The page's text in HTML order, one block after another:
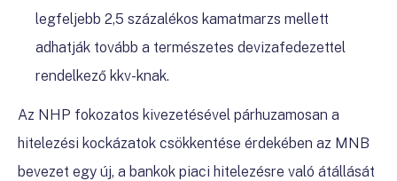
legfeljebb 2,5 százalékos kamatmarzs mellett
adhatják tovább a természetes devizafedezettel
rendelkező kkv-knak.
Az NHP fokozatos kivezetésével párhuzamosan a
hitelezési kockázatok csökkentése érdekében az MNB
bevezet egy új, a bankok piaci hitelezésre való átállását